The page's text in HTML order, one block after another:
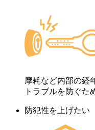
摩耗など内部の経
トラブルを防ぐた
防犯性を上げたい